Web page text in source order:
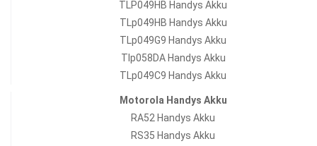
TLP049HB Handys Akku
TLp049HB Handys Akku
TLp049G9 Handys Akku
Tlp058DA Handys Akku
TLp049C9 Handys Akku
Motorola Handys Akku
RA52 Handys Akku
RS35 Handys Akku